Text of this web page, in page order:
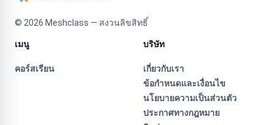
© 2026 Meshclass — สงวนลิขสิทธิ์
เมนู
คอร์สเรียน
บริษัท
เกี่ยวกับเรา
ข้อกำหนดและเงื่อนไข
นโยบายความเป็นส่วนตัว
ประกาศทางกฎหมาย